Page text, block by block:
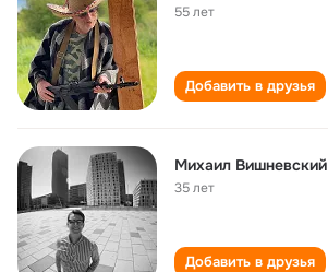
55 лет
Добавить в друзья
Михаил Вишневский
35 лет
Добавить в друзья